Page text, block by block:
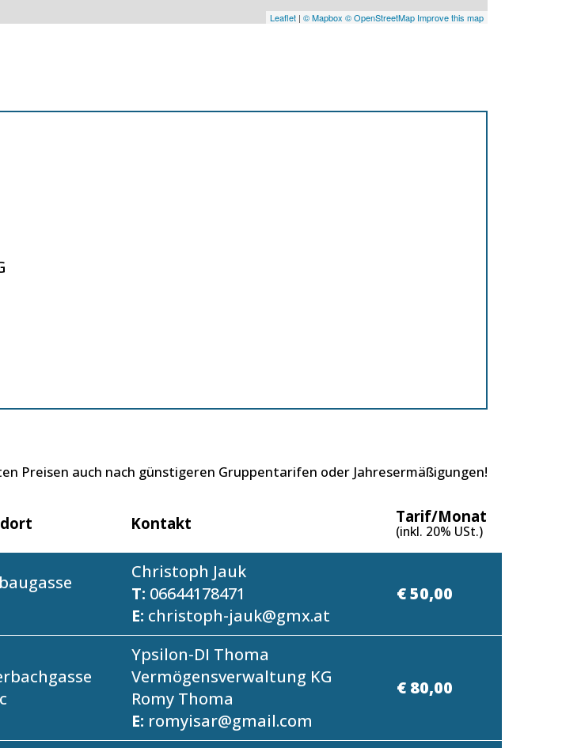
Leaflet| © Mapbox © OpenStreetMap Improve this map
Preisen auch nach günstigeren Gruppentarifen oder Jahresermäßigungen!
Kontakt Tarif/Monat
(inkl. 20% USt.)
Christoph Jauk
T: 06644178471
E: christoph-jauk@gmx.at
€ 50,00
Ypsilon-DI Thoma
Vermögensverwaltung KG
Romy Thoma
E: romyisar@gmail.com
€ 80,00